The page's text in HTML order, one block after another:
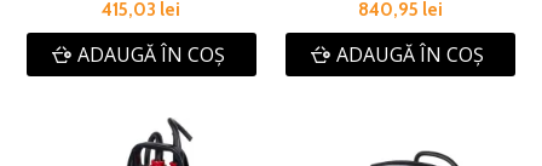
415,03 lei
ADAUGĂ ÎN COŞ
840,95 lei
ADAUGĂ ÎN COŞ